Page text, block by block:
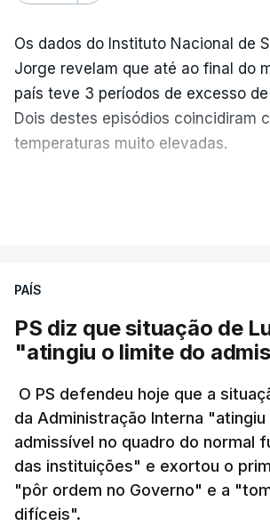
Os dados do Instituto Nacional de
Jorge revelam que até ao final do
país teve 3 períodos de excesso
Dois destes episódios coincidiram
temperaturas muito elevadas.
de 550 óbitos em excesso, um
30% em relação ao esperado.
PAÍS
PS diz que situação de
"atingiu o limite do
O PS defendeu hoje que a
da Administração Interna
admissível no quadro do normal
das instituições" e exortou o
"pôr ordem no Governo" e a
difíceis".